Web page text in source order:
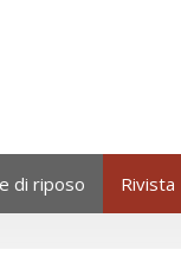
di riposo Rivista